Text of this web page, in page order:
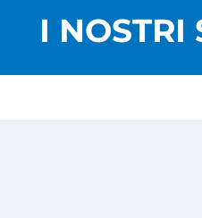
I NOSTRI